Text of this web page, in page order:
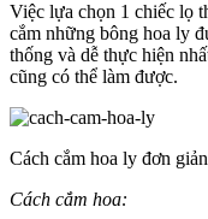
Việc lựa chọn 1 chiếc lọ
cắm những bông hoa ly
thống và dễ thực hiện
cũng có thể làm được.
Cách cắm hoa ly đơn
Cách cắm hoa: